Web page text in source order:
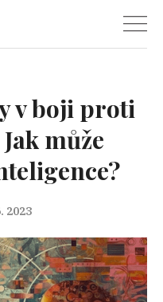
v boji proti
může
2023